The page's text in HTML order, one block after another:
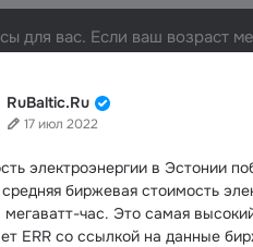
RuBaltic.Ru
17 июл 2022
электроэнергии в Эстонии
биржевая стоимость
мегаватт-час. Это самая
ERR со ссылкой на данные
для вас. Если ваш возраст
Участники